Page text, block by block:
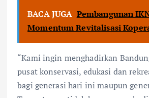
BACA JUGA Pembangunan
Momentum Revitalisasi
“Kami ingin menghadirkan
pusat konservasi, edukasi dan
bagi generasi hari ini maupun